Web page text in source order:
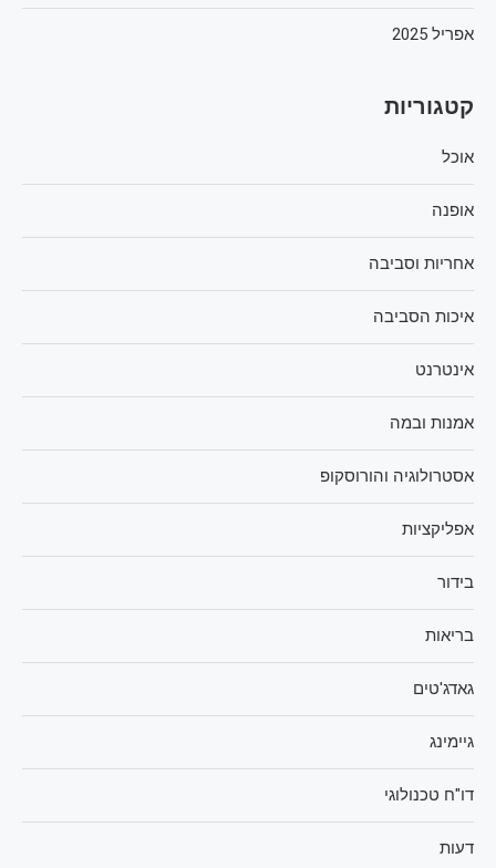
אפריל 2025
קטגוריות
אוכל
אופנה
אחריות וסביבה
איכות הסביבה
אינטרנט
אמנות ובמה
אסטרולוגיה והורוסקופ
אפליקציות
בידור
בריאות
גאדג'טים
גיימינג
דו"ח טכנולוגי
דעות